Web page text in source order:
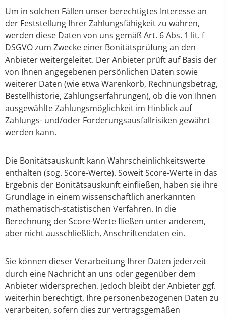
Um in solchen Fällen unser berechtigtes Interesse an
der Feststellung Ihrer Zahlungsfähigkeit zu wahren,
werden diese Daten von uns gemäß Art. 6 Abs. 1 lit. f
DSGVO zum Zwecke einer Bonitätsprüfung an den
Anbieter weitergeleitet. Der Anbieter prüft auf Basis der
von Ihnen angegebenen persönlichen Daten sowie
weiterer Daten (wie etwa Warenkorb, Rechnungsbetrag,
Bestellhistorie, Zahlungserfahrungen), ob die von Ihnen
ausgewählte Zahlungsmöglichkeit im Hinblick auf
Zahlungs- und/oder Forderungsausfallrisiken gewährt
werden kann.
Die Bonitätsauskunft kann Wahrscheinlichkeitswerte
enthalten (sog. Score-Werte). Soweit Score-Werte in das
Ergebnis der Bonitätsauskunft einfließen, haben sie ihre
Grundlage in einem wissenschaftlich anerkannten
mathematisch-statistischen Verfahren. In die
Berechnung der Score-Werte fließen unter anderem,
aber nicht ausschließlich, Anschriftendaten ein.
Sie können dieser Verarbeitung Ihrer Daten jederzeit
durch eine Nachricht an uns oder gegenüber dem
Anbieter widersprechen. Jedoch bleibt der Anbieter ggf.
weiterhin berechtigt, Ihre personenbezogenen Daten zu
verarbeiten, sofern dies zur vertragsgemäßen